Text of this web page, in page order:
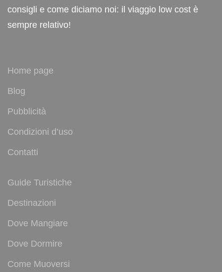
consigli e come diciamo noi: il viaggio low cost è
sempre relativo!
Home page
Blog
Pubblicità
Condizioni d’uso
Contatti
Guide Turistiche
Destinazioni
Dove Mangiare
Dove Dormire
Come Muoversi